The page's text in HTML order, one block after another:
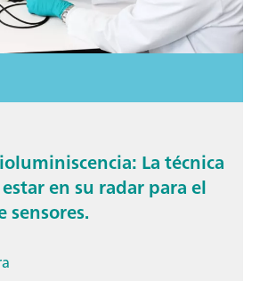
La técnica
en su radar para el
sensores.